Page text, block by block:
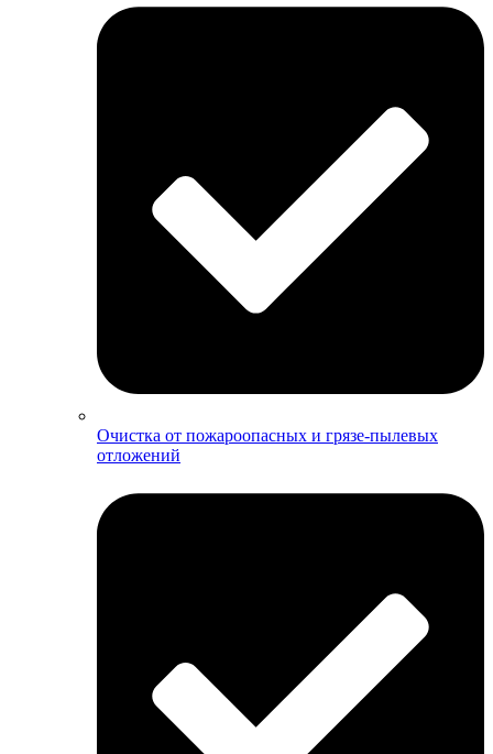
Очистка от пожароопасных и грязе-пылевых
отложений